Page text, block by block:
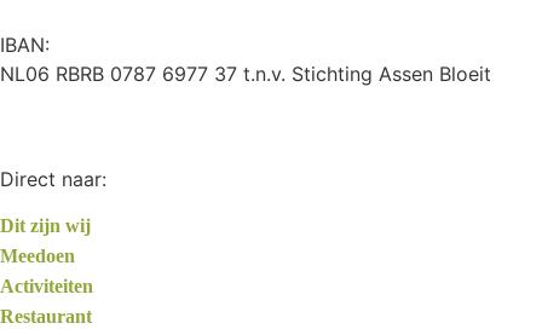
IBAN:
NL06 RBRB 0787 6977 37 t.n.v. Stichting Assen Bloeit
Direct naar:
Dit zijn wij
Meedoen
Activiteiten
Restaurant